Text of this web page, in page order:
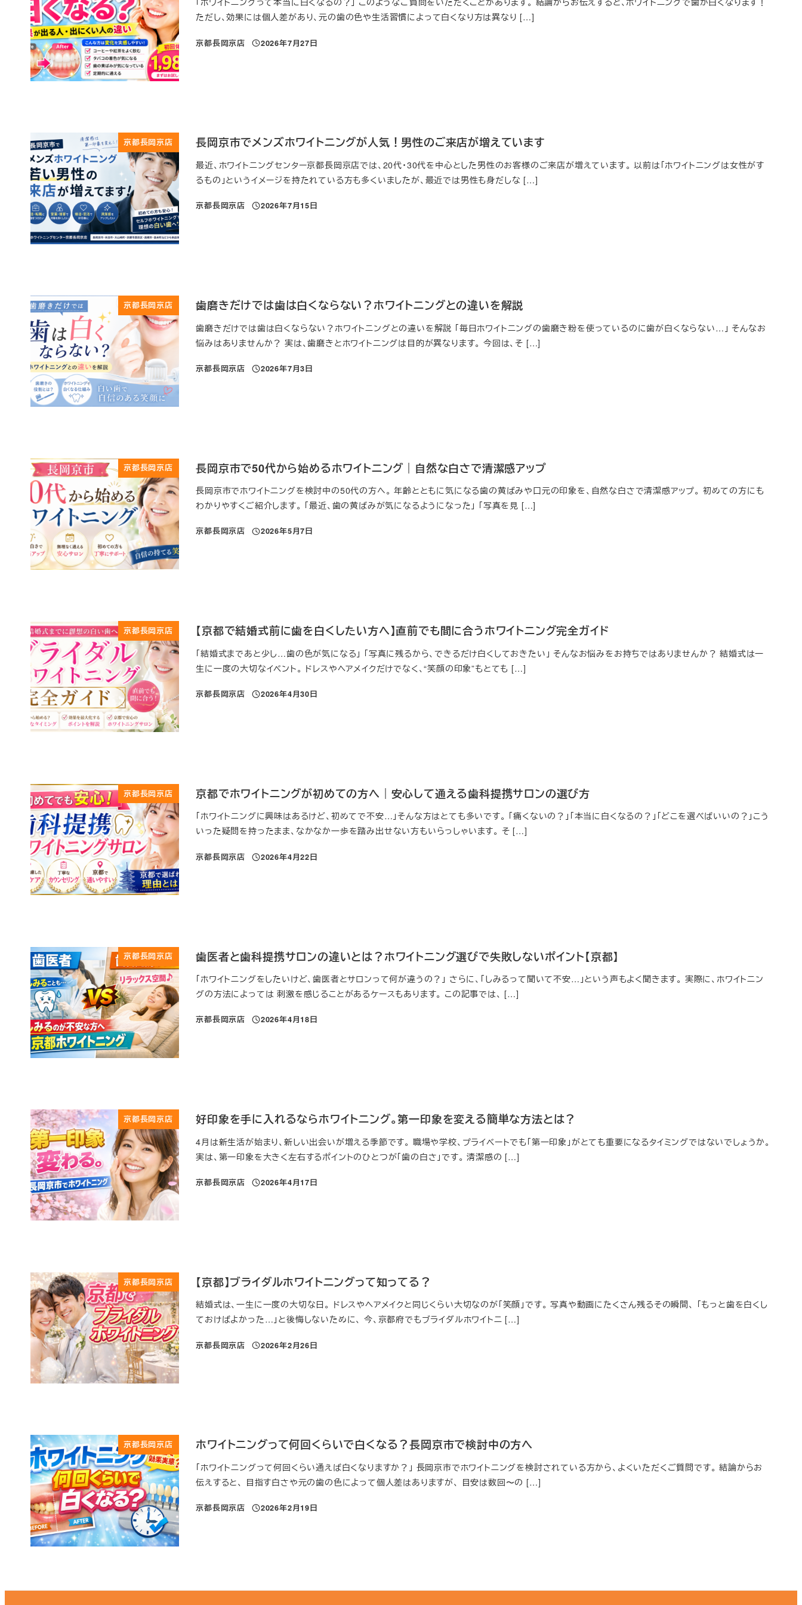
ただし、効果には個人差があり、元の歯の色や生活習慣によって白くなり方は異なり […]
京都長岡京店
投稿日
2026年7月27日
京都長岡京店 長岡京市でメンズホワイトニングが人気！男性のご来店が増えています
最近、ホワイトニングセンター京都長岡京店では、20代・30代を中心とした男性のお客様のご来店が増えています。 以前は「ホワイトニングは女性がす
るもの」というイメージを持たれている方も多くいましたが、最近では男性も身だしな […]
京都長岡京店
投稿日
2026年7月15日
京都長岡京店 歯磨きだけでは歯は白くならない？ホワイトニングとの違いを解説
歯磨きだけでは歯は白くならない？ホワイトニングとの違いを解説 「毎日ホワイトニングの歯磨き粉を使っているのに歯が白くならない…」 そんなお
悩みはありませんか？ 実は、歯磨きとホワイトニングは目的が異なります。 今回は、そ […]
京都長岡京店
投稿日
2026年7月3日
京都長岡京店 長岡京市で50代から始めるホワイトニング｜自然な白さで清潔感アップ
長岡京市でホワイトニングを検討中の50代の方へ。 年齢とともに気になる歯の黄ばみや口元の印象を、自然な白さで清潔感アップ。 初めての方にも
わかりやすくご紹介します。 「最近、歯の黄ばみが気になるようになった」 「写真を見 […]
京都長岡京店
投稿日
2026年5月7日
京都長岡京店 【京都で結婚式前に歯を白くしたい方へ】直前でも間に合うホワイトニング完全ガイド
「結婚式まであと少し…歯の色が気になる」 「写真に残るから、できるだけ白くしておきたい」 そんなお悩みをお持ちではありませんか？ 結婚式は一
生に一度の大切なイベント。 ドレスやヘアメイクだけでなく、“笑顔の印象”もとても […]
京都長岡京店
投稿日
2026年4月30日
京都長岡京店 京都でホワイトニングが初めての方へ｜安心して通える歯科提携サロンの選び方
「ホワイトニングに興味はあるけど、初めてで不安…」そんな方はとても多いです。 「痛くないの？」「本当に白くなるの？」「どこを選べばいいの？」こう
いった疑問を持ったまま、なかなか一歩を踏み出せない方もいらっしゃいます。 そ […]
京都長岡京店
投稿日
2026年4月22日
京都長岡京店 歯医者と歯科提携サロンの違いとは？ホワイトニング選びで失敗しないポイント【京都】
「ホワイトニングをしたいけど、歯医者とサロンって何が違うの？」 さらに、「しみるって聞いて不安…」という声もよく聞きます。 実際に、ホワイトニン
グの方法によっては 刺激を感じることがあるケースもあります。 この記事では、 […]
京都長岡京店
投稿日
2026年4月18日
京都長岡京店 好印象を手に入れるならホワイトニング。第一印象を変える簡単な方法とは？
4月は新生活が始まり、新しい出会いが増える季節です。 職場や学校、プライベートでも「第一印象」がとても重要になるタイミングではないでしょうか。
実は、第一印象を大きく左右するポイントのひとつが「歯の白さ」です。 清潔感の […]
京都長岡京店
投稿日
2026年4月17日
京都長岡京店 【京都】ブライダルホワイトニングって知ってる？
結婚式は、一生に一度の大切な日。 ドレスやヘアメイクと同じくらい大切なのが「笑顔」です。 写真や動画にたくさん残るその瞬間、 「もっと歯を白くし
ておけばよかった…」と後悔しないために、 今、京都府でもブライダルホワイトニ […]
京都長岡京店
投稿日
2026年2月26日
京都長岡京店 ホワイトニングって何回くらいで白くなる？長岡京市で検討中の方へ
「ホワイトニングって何回くらい通えば白くなりますか？」 長岡京市でホワイトニングを検討されている方から、よくいただくご質問です。 結論からお
伝えすると、 目指す白さや元の歯の色によって個人差はありますが、 目安は数回〜の […]
京都長岡京店
投稿日
2026年2月19日